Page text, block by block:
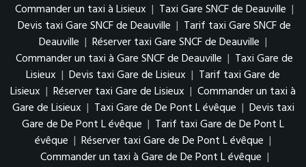
Commander un taxi à Lisieux | Taxi Gare SNCF de Deauville |
Devis taxi Gare SNCF de Deauville | Tarif taxi Gare SNCF de
Deauville | Réserver taxi Gare SNCF de Deauville |
Commander un taxi à Gare SNCF de Deauville | Taxi Gare de
Lisieux | Devis taxi Gare de Lisieux | Tarif taxi Gare de
Lisieux | Réserver taxi Gare de Lisieux | Commander un taxi à
Gare de Lisieux | Taxi Gare de De Pont L évêque | Devis taxi
Gare de De Pont L évêque | Tarif taxi Gare de De Pont L
évêque | Réserver taxi Gare de De Pont L évêque |
Commander un taxi à Gare de De Pont L évêque |